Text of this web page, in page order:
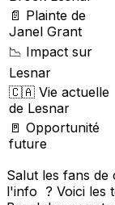
📄 Plainte de
Janel Grant
📉 Impact sur
Lesnar
🇨🇦 Vie actuelle
de Lesnar
🚪 Opportunité
future
Salut les fans
l'info ? Voici les